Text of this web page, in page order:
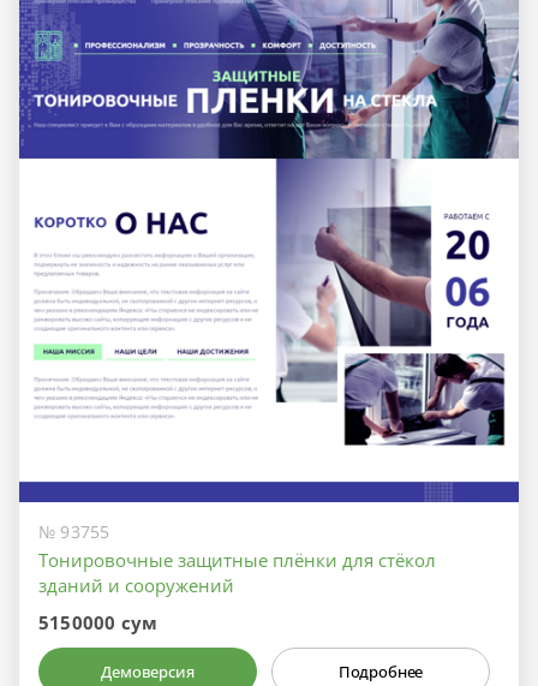
№ 93755
Тонировочные защитные плёнки для стёкол
зданий и сооружений
5150000 сум
Демоверсия Подробнее